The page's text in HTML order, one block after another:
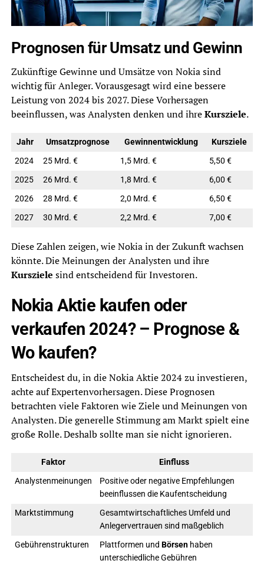
Prognosen für Umsatz und Gewinn
Zukünftige Gewinne und Umsätze von Nokia sind
wichtig für Anleger. Vorausgesagt wird eine bessere
Leistung von 2024 bis 2027. Diese Vorhersagen
beeinflussen, was Analysten denken und ihreKursziele.
Jahr Umsatzprognose Gewinnentwicklung
Kursziele
2024
25 Mrd. € 1,5 Mrd. €
5,50 €
2025
26 Mrd. € 1,8 Mrd. €
6,00 €
2026
28 Mrd. € 2,0 Mrd. €
6,50 €
2027
30 Mrd. € 2,2 Mrd. € 7,00 €
Diese Zahlen zeigen, wie Nokia in der Zukunft wachsen
könnte. Die Meinungen der Analysten und ihre
Kursziele sind entscheidend für Investoren.
Nokia Aktie kaufen oder
verkaufen 2024? – Prognose &
Wo kaufen?
Entscheidest du, in die Nokia Aktie 2024 zu investieren,
achte auf Expertenvorhersagen. Diese Prognosen
betrachten viele Faktoren wie Ziele und Meinungen von
Analysten. Die generelle Stimmung am Markt spielt eine
große Rolle. Deshalb sollte man sie nicht ignorieren.
Faktor
Einfluss
Analystenmeinungen
Positive oder negative Empfehlungen
beeinflussen die Kaufentscheidung
Marktstimmung
Gesamtwirtschaftliches Umfeld und
Anlegervertrauen sind maßgeblich
Gebührenstrukturen
Plattformen und Börsenhaben
unterschiedliche Gebühren